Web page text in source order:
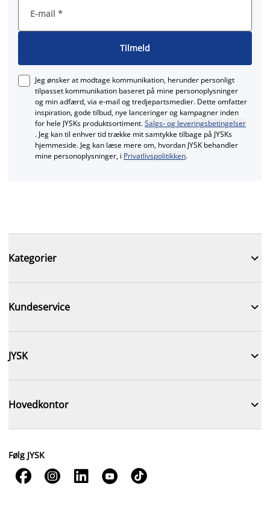
E-mail *
Tilmeld
Jeg ønsker at modtage kommunikation, herunder personligt
tilpasset kommunikation baseret på mine personoplysninger
og min adfærd, via e‑mail og tredjepartsmedier. Dette omfatter
inspiration, gode tilbud, nye lanceringer og kampagner inden
for hele JYSKs produktsortiment.Salgs- og leveringsbetingelser
. Jeg kan til enhver tid trække mit samtykke tilbage på JYSKs
hjemmeside. Jeg kan læse mere om, hvordan JYSK behandler
mine personoplysninger, i Privatlivspolitikken.
Kategorier 
Kundeservice 
JYSK 
Hovedkontor 
Følg JYSK
    